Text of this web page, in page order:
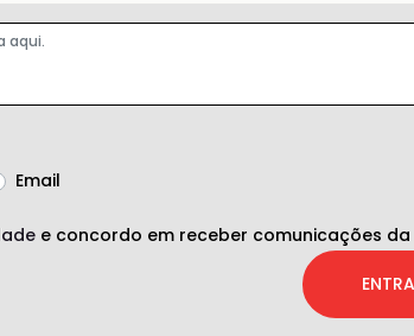
Email
e concordo em receber comunicações